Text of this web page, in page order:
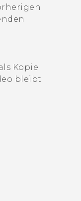
Kopie
bleibt